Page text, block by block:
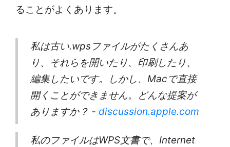
ることがよくあります。
私は古い.wpsファイルがたくさんあ
り、それらを開いたり、印刷したり、
編集したいです。しかし、Macで直接
開くことができません。どんな提案が
ありますか？ - discussion.apple.com
私のファイルはWPS文書で、Internet